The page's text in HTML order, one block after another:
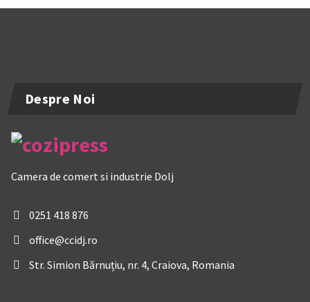
Despre Noi
Camera de comert si industrie Dolj
0251 418 876
office@ccidj.ro
Str. Simion Bărnuțiu, nr. 4, Craiova, Romania